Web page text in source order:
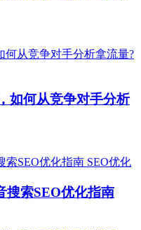
如何从竞争对手分析
SEO优化
搜索SEO优化指南